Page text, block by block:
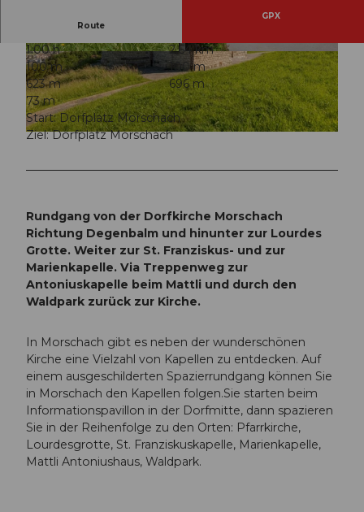
© Stoos-Muotatal Tourismus
© Stoos-Muotatal Tourismus, Stoos-Muotatal T
ourismus
© Stoos-Muotatal Tourismus, Stoos-Muotatal T
ourismus
Route
GPX
1:00 h
2,64 km
100 m
100 m
623 m
696 m
73 m
Start: Dorfplatz Morschach
Ziel: Dorfplatz Morschach
Rundgang von der Dorfkirche Morschach
Richtung Degenbalm und hinunter zur Lourdes
Grotte. Weiter zur St. Franziskus- und zur
Marienkapelle. Via Treppenweg zur
Antoniuskapelle beim Mattli und durch den
Waldpark zurück zur Kirche.
In Morschach gibt es neben der wunderschönen
Kirche eine Vielzahl von Kapellen zu entdecken. Auf
einem ausgeschilderten Spazierrundgang können Sie
in Morschach den Kapellen folgen.Sie starten beim
Informationspavillon in der Dorfmitte, dann spazieren
Sie in der Reihenfolge zu den Orten: Pfarrkirche,
Lourdesgrotte, St. Franziskuskapelle, Marienkapelle,
Mattli Antoniushaus, Waldpark.